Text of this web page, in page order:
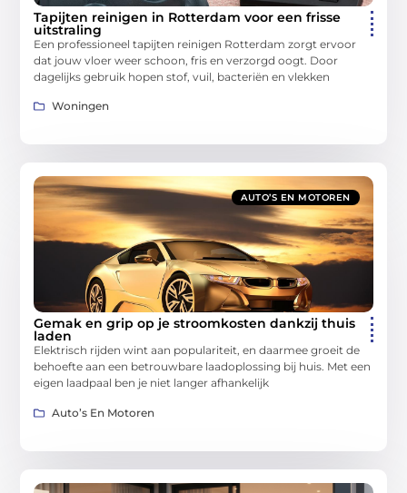
Tapijten reinigen in Rotterdam voor een frisse
uitstraling
Een professioneel tapijten reinigen Rotterdam zorgt ervoor
dat jouw vloer weer schoon, fris en verzorgd oogt. Door
dagelijks gebruik hopen stof, vuil, bacteriën en vlekken
Woningen
AUTO’S EN MOTOREN
Gemak en grip op je stroomkosten dankzij thuis
laden
Elektrisch rijden wint aan populariteit, en daarmee groeit de
behoefte aan een betrouwbare laadoplossing bij huis. Met een
eigen laadpaal ben je niet langer afhankelijk
Auto’s En Motoren